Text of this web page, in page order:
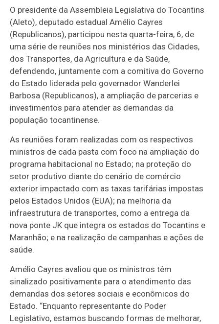
O presidente da Assembleia Legislativa do Tocantins
(Aleto), deputado estadual Amélio Cayres
(Republicanos), participou nesta quarta-feira, 6, de
uma série de reuniões nos ministérios das Cidades,
dos Transportes, da Agricultura e da Saúde,
defendendo, juntamente com a comitiva do Governo
do Estado liderada pelo governador Wanderlei
Barbosa (Republicanos), a ampliação de parcerias e
investimentos para atender as demandas da
população tocantinense.
As reuniões foram realizadas com os respectivos
ministros de cada pasta com foco na ampliação do
programa habitacional no Estado; na proteção do
setor produtivo diante do cenário de comércio
exterior impactado com as taxas tarifárias impostas
pelos Estados Unidos (EUA); na melhoria da
infraestrutura de transportes, como a entrega da
nova ponte JK que integra os estados do Tocantins e
Maranhão; e na realização de campanhas e ações de
saúde.
Amélio Cayres avaliou que os ministros têm
sinalizado positivamente para o atendimento das
demandas dos setores sociais e econômicos do
Estado. “Enquanto representante do Poder
Legislativo, estamos buscando formas de melhorar,